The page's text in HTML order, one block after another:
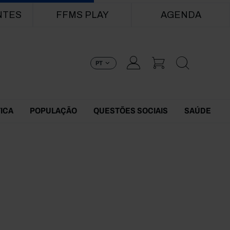
FFMS PLAY AGENDA
PT
POPULAÇÃO QUESTÕES SOCIAIS SAÚDE